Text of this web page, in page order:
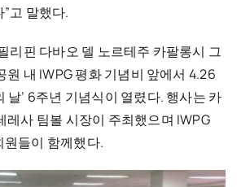
고 말했다.
리핀 다바오 델 노르테주 카팔롱시 그
원 내 IWPG 평화 기념비 앞에서 4.26
날’ 6주년 기념식이 열렸다. 행사는 카
레사 팀볼 시장이 주최했으며 IWPG
들이 함께했다.